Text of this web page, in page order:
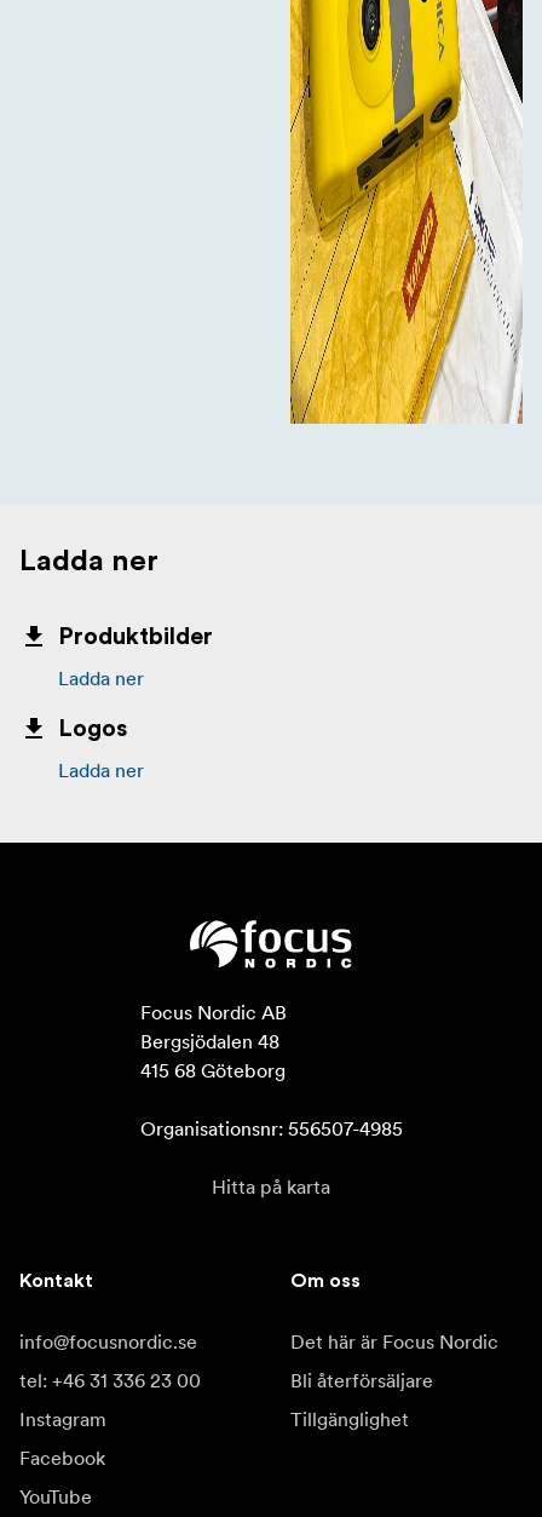
Ladda ner
Produktbilder
Ladda ner
Logos
Ladda ner
Focus Nordic AB
Bergsjödalen 48
415 68 Göteborg
Organisationsnr: 556507-4985
Hitta på karta
Kontakt
info@focusnordic.se
tel: +46 31 336 23 00
Instagram
Facebook
YouTube
Om oss
Det här är Focus Nordic
Bli återförsäljare
Tillgänglighet